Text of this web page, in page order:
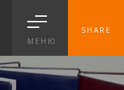
МЕНЮ
SHARE